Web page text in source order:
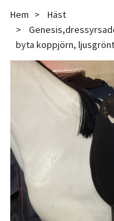
Hem
Häst
byta koppjörn,